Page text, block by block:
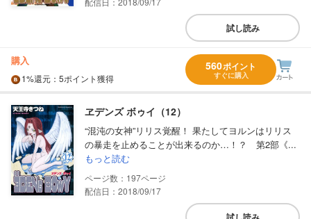
試し読み
購入
1%還元 ：5ポイント獲得
560ポイント
すぐに購入
ヱデンズ ボゥイ（12）
“混沌の女神”リリス覚醒！ 果たしてヨルンはリリス
の暴走を止めることが出来るのか…！？ 第2部《...
もっと読む
197
配信日：2018/09/17